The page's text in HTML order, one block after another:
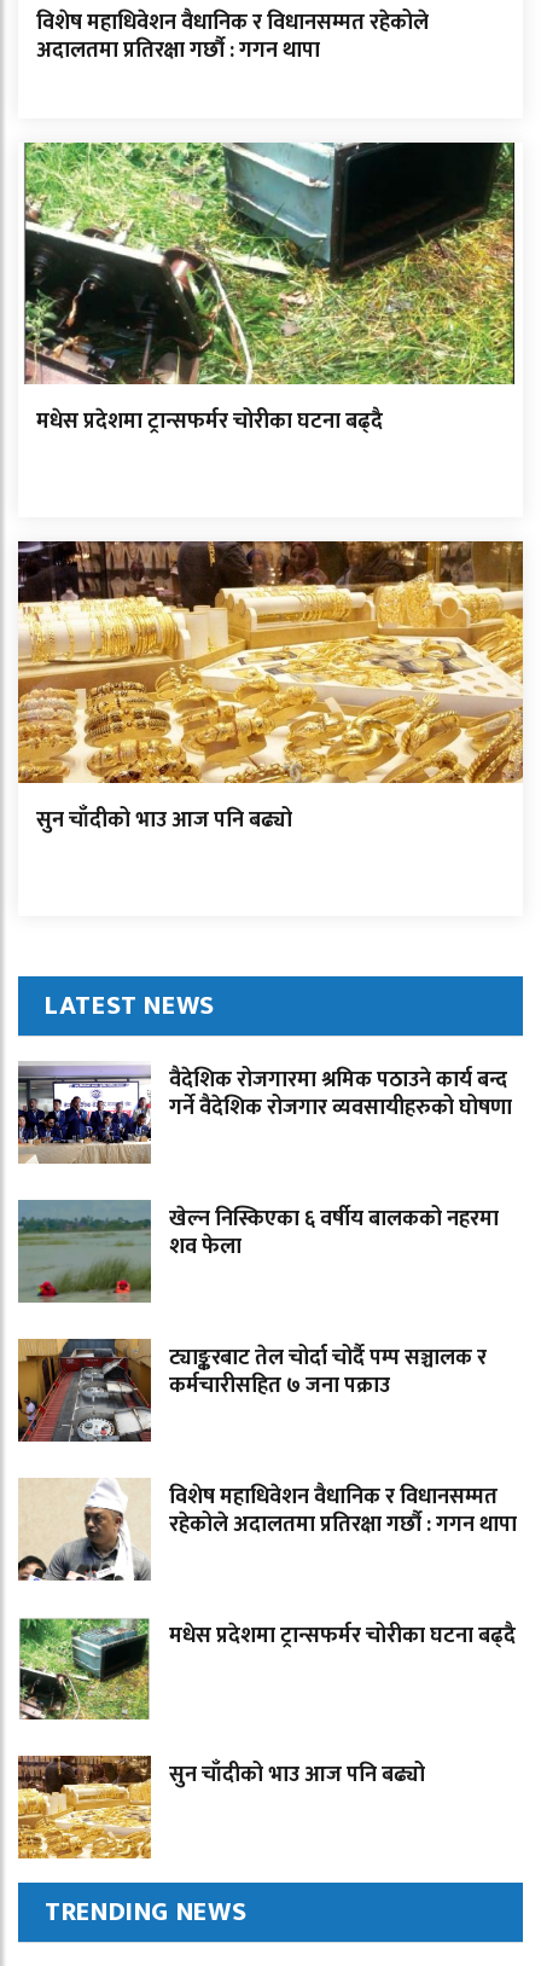
विशेष महाधिवेशन वैधानिक र विधानसम्मत रहेकोले
अदालतमा प्रतिरक्षा गर्छौ : गगन थापा
मधेस प्रदेशमा ट्रान्सफर्मर चोरीका घटना बढ्दै
सुन चाँदीको भाउ आज पनि बढ्यो
LATEST NEWS
वैदेशिक रोजगारमा श्रमिक पठाउने कार्य बन्द
गर्ने वैदेशिक रोजगार व्यवसायीहरुको घोषणा
खेल्न निस्किएका ६ वर्षीय बालकको नहरमा
शव फेला
ट्याङ्करबाट तेल चोर्दा चोर्दै पम्प सञ्चालक र
कर्मचारीसहित ७ जना पक्राउ
विशेष महाधिवेशन वैधानिक र विधानसम्मत
रहेकोले अदालतमा प्रतिरक्षा गर्छौ : गगन थापा
मधेस प्रदेशमा ट्रान्सफर्मर चोरीका घटना बढ्दै
सुन चाँदीको भाउ आज पनि बढ्यो
TRENDING NEWS